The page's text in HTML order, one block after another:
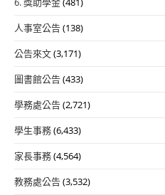
人事室公告(138)
公告來文(3,171)
圖書館公告(433)
學務處公告(2,721)
學生事務(6,433)
家長事務(4,564)
教務處公告(3,532)